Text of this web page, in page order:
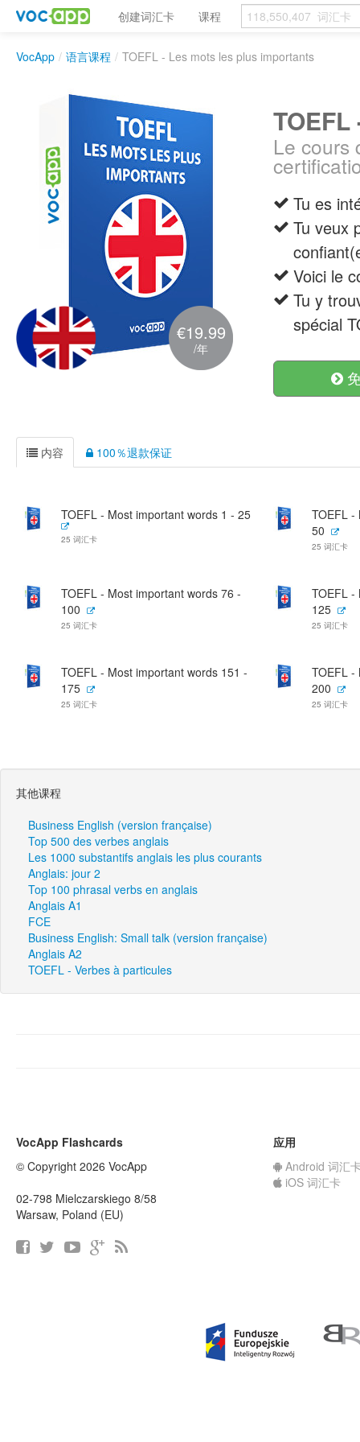
创建词汇卡 课程
VocApp / 语言课程 / TOEFL - Les mots les plus importants
€19.99
/年
Le cours
Tu es
Tu veux
Voici le
Tu y
spécial
内容 100％退款保证
TOEFL - Most important words 1 - 25
25 词汇卡
TOEFL -
50
25 词汇卡
TOEFL - Most important words 76 -
100
25 词汇卡
TOEFL -
125
25 词汇卡
TOEFL - Most important words 151 -
175
25 词汇卡
TOEFL -
200
25 词汇卡
其他课程
Business English (version française)
Top 500 des verbes anglais
Les 1000 substantifs anglais les plus courants
Anglais: jour 2
Top 100 phrasal verbs en anglais
Anglais A1
FCE
Business English: Small talk (version française)
Anglais A2
TOEFL - Verbes à particules
VocApp Flashcards
© Copyright 2026 VocApp
02-798 Mielczarskiego 8/58
Warsaw, Poland (EU)
应用
Android 词汇
iOS 词汇卡